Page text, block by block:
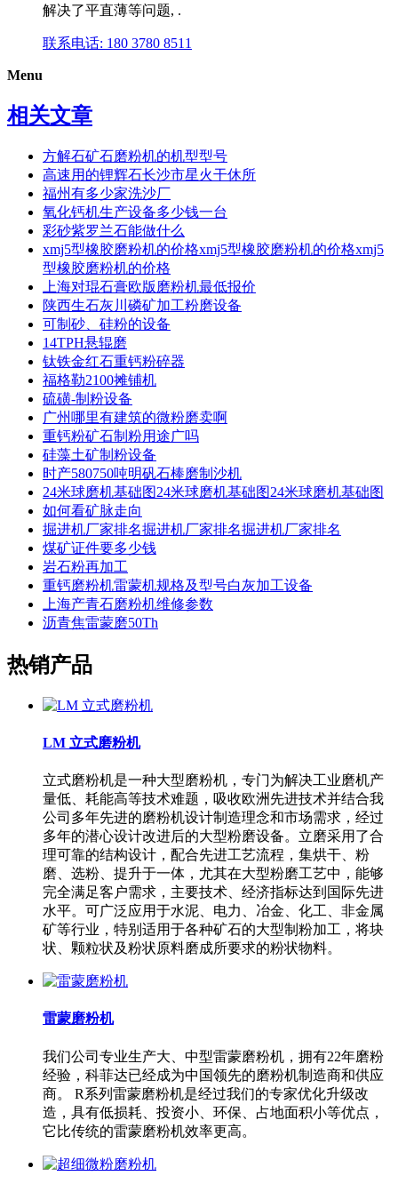
解决了平直薄等问题, .
联系电话: 180 3780 8511
Menu
相关文章
方解石矿石磨粉机的机型型号
高速用的锂辉石长沙市星火干休所
福州有多少家洗沙厂
氧化钙机生产设备多少钱一台
彩砂紫罗兰石能做什么
xmj5型橡胶磨粉机的价格xmj5型橡胶磨粉机的价格xmj5
型橡胶磨粉机的价格
上海对琨石膏欧版磨粉机最低报价
陕西生石灰川磷矿加工粉磨设备
可制砂、硅粉的设备
14TPH悬辊磨
钛铁金红石重钙粉碎器
福格勒2100摊铺机
硫磺-制粉设备
广州哪里有建筑的微粉磨卖啊
重钙粉矿石制粉用途广吗
硅藻土矿制粉设备
时产580750吨明矾石棒磨制沙机
24米球磨机基础图24米球磨机基础图24米球磨机基础图
如何看矿脉走向
掘进机厂家排名掘进机厂家排名掘进机厂家排名
煤矿证件要多少钱
岩石粉再加工
重钙磨粉机雷蒙机规格及型号白灰加工设备
上海产青石磨粉机维修参数
沥青焦雷蒙磨50Th
热销产品
LM 立式磨粉机
立式磨粉机是一种大型磨粉机，专门为解决工业磨机产
量低、耗能高等技术难题，吸收欧洲先进技术并结合我
公司多年先进的磨粉机设计制造理念和市场需求，经过
多年的潜心设计改进后的大型粉磨设备。立磨采用了合
理可靠的结构设计，配合先进工艺流程，集烘干、粉
磨、选粉、提升于一体，尤其在大型粉磨工艺中，能够
完全满足客户需求，主要技术、经济指标达到国际先进
水平。可广泛应用于水泥、电力、冶金、化工、非金属
矿等行业，特别适用于各种矿石的大型制粉加工，将块
状、颗粒状及粉状原料磨成所要求的粉状物料。
雷蒙磨粉机
我们公司专业生产大、中型雷蒙磨粉机，拥有22年磨粉
经验，科菲达已经成为中国领先的磨粉机制造商和供应
商。 R系列雷蒙磨粉机是经过我们的专家优化升级改
造，具有低损耗、投资小、环保、占地面积小等优点，
它比传统的雷蒙磨粉机效率更高。